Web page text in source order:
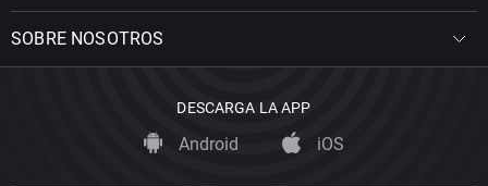
SOBRE NOSOTROS
DESCARGA LA APP
Android iOS